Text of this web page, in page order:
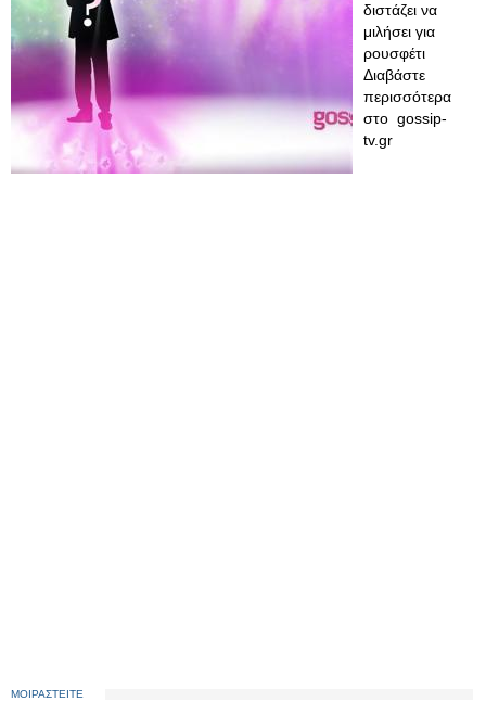
διστάζει να
μιλήσει για
ρουσφέτι
Διαβάστε
περισσότερα
στο gossip-
tv.gr
ΜΟΙΡΑΣΤΕΙΤΕ